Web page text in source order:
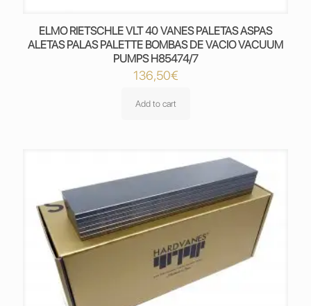
ELMO RIETSCHLE VLT 40 VANES PALETAS ASPAS
ALETAS PALAS PALETTE BOMBAS DE VACIO VACUUM
PUMPS H85474/7
136,50€
Add to cart